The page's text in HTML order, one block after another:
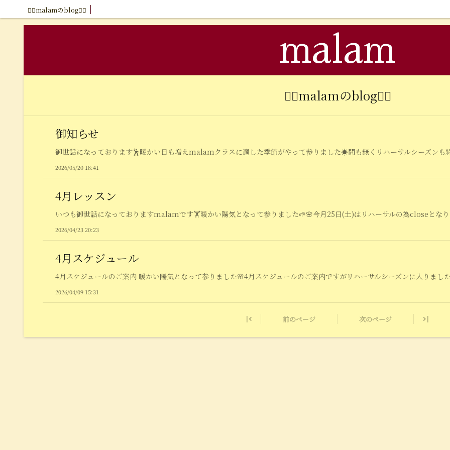
🧘‍♂️malamのblog🧘‍♂️
malam
🧘‍♂️malamのblog🧘‍♂️
御知らせ
御世話になっております🕺暖かい日も増えmalamクラスに適した季節がやって参りました☀️間も無くリハーサルシーズン
2026/05/20 18:41
4月レッスン
いつも御世話になっておりますmalamです🏋️暖かい陽気となって参りました🌱🌸今月25日(土)はリハーサルの為closeとな
2026/04/23 20:23
4月スケジュール
4月スケジュールのご案内 暖かい陽気となって参りました🌸4月スケジュールのご案内ですがリハーサルシーズンに入りま
2026/04/09 15:31
| 前のページ 次のページ |